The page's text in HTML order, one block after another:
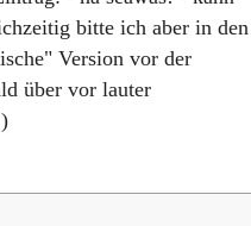
bitte ich aber in den
Version vor der
über vor lauter